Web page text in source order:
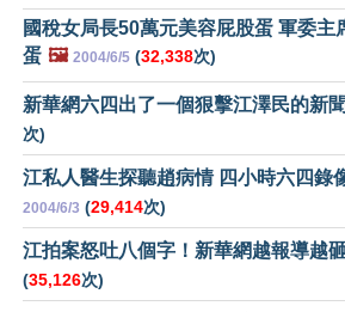
國稅女局長50萬元美容屁股蛋 軍委主
蛋 🖼️ 2004/6/5 (32,338次)
新華網六四出了一個狠擊江澤民的新聞
次)
江私人醫生探聽趙病情 四小時六四錄
2004/6/3 (29,414次)
江拍案怒吐八個字！新華網越報導越
(35,126次)